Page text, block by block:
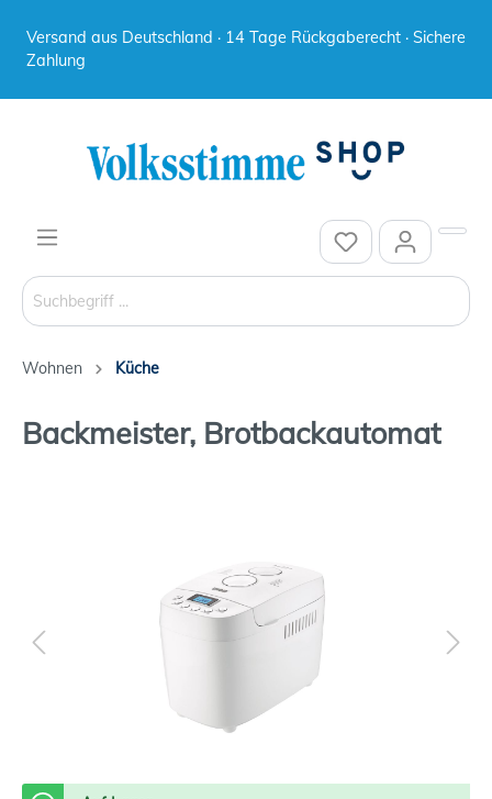
Versand aus Deutschland · 14 Tage Rückgaberecht · Sichere
Zahlung
Wohnen Küche
Backmeister, Brotbackautomat